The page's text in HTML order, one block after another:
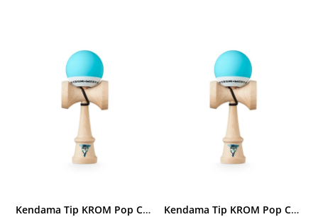
Kendama Tip KROM Pop Chrome Pop LOL Clear, Sky Blue Kendama Tip KROM Pop Chrome Pop LOL Clear, Sky Blue